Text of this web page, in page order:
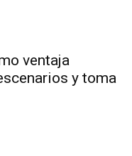
ventaja
y toma